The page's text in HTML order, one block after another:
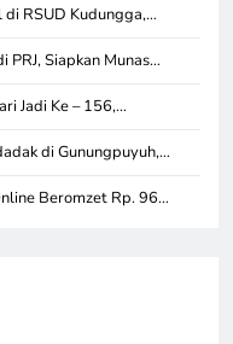
RSUD Kudungga,…
PRJ, Siapkan Munas…
Jadi Ke – 156,…
di Gunungpuyuh,…
Beromzet Rp. 96…